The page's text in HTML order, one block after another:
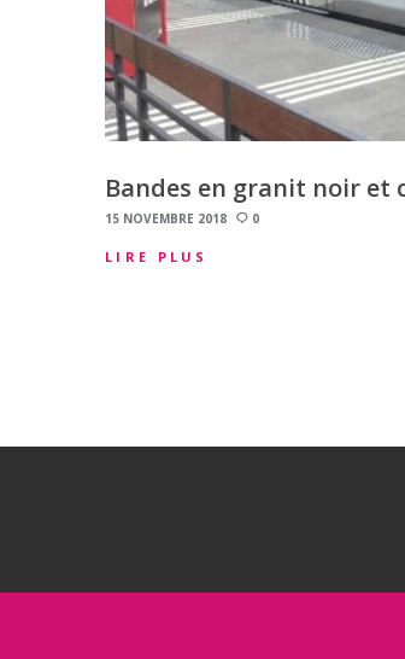
Bandes en granit noir et
15 NOVEMBRE 2018 0
LIRE PLUS